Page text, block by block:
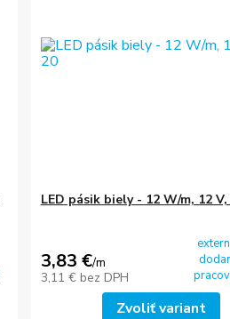
LED pásik biely - 12 W/m, 12 V,
3,83 €/m
3,11 € bez DPH
Zvoliť variant